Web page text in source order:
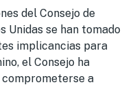
del Consejo de
Unidas se han tomado
implicancias para
el Consejo ha
comprometerse a